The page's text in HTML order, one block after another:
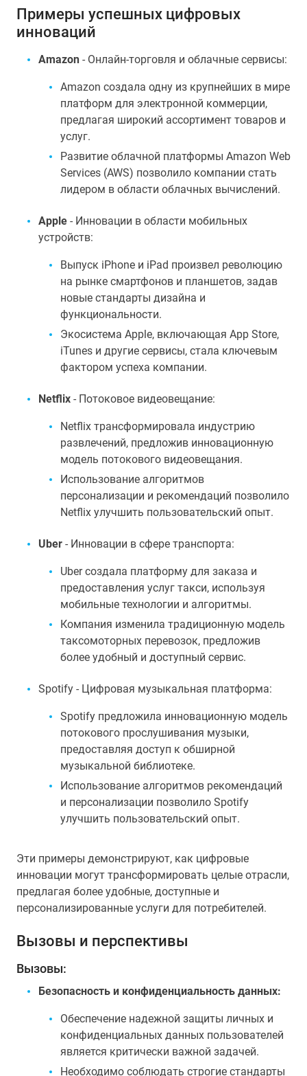
Примеры успешных цифровых
инноваций
Amazon - Онлайн-торговля и облачные сервисы:
Amazon создала одну из крупнейших в мире
платформ для электронной коммерции,
предлагая широкий ассортимент товаров и
услуг.
Развитие облачной платформы Amazon Web
Services (AWS) позволило компании стать
лидером в области облачных вычислений.
Apple - Инновации в области мобильных
устройств:
Выпуск iPhone и iPad произвел революцию
на рынке смартфонов и планшетов, задав
новые стандарты дизайна и
функциональности.
Экосистема Apple, включающая App Store,
iTunes и другие сервисы, стала ключевым
фактором успеха компании.
Netflix - Потоковое видеовещание:
Netflix трансформировала индустрию
развлечений, предложив инновационную
модель потокового видеовещания.
Использование алгоритмов
персонализации и рекомендаций позволило
Netflix улучшить пользовательский опыт.
Uber - Инновации в сфере транспорта:
Uber создала платформу для заказа и
предоставления услуг такси, используя
мобильные технологии и алгоритмы.
Компания изменила традиционную модель
таксомоторных перевозок, предложив
более удобный и доступный сервис.
Spotify - Цифровая музыкальная платформа:
Spotify предложила инновационную модель
потокового прослушивания музыки,
предоставляя доступ к обширной
музыкальной библиотеке.
Использование алгоритмов рекомендаций
и персонализации позволило Spotify
улучшить пользовательский опыт.
Эти примеры демонстрируют, как цифровые
инновации могут трансформировать целые отрасли,
предлагая более удобные, доступные и
персонализированные услуги для потребителей.
Вызовы и перспективы
Вызовы:
Безопасность и конфиденциальность данных:
Обеспечение надежной защиты личных и
конфиденциальных данных пользователей
является критически важной задачей.
Необходимо соблюдать строгие стандарты